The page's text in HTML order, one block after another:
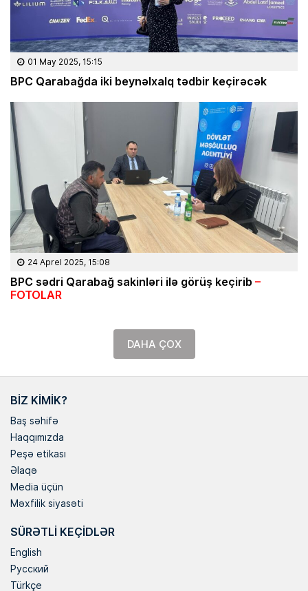
01 May 2025, 15:15
BPC Qarabağda iki beynəlxalq tədbir keçirəcək
24 Aprel 2025, 15:08
BPC sədri Qarabağ sakinləri ilə görüş keçirib –
FOTOLAR
DAHA ÇOX
BIZ KIMIK?
Baş səhifə
Haqqımızda
Peşə etikası
Əlaqə
Media üçün
Məxfilik siyasəti
SÜRƏTLI KEÇIDLƏR
English
Русский
Türkçe